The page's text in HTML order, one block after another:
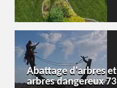
Abattage d'arbres et
arbres dangereux 73